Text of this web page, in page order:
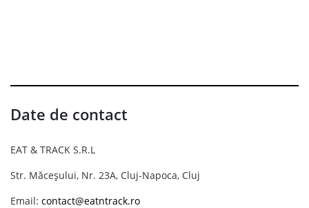
Date de contact
EAT & TRACK S.R.L
Str. Măceșului, Nr. 23A, Cluj-Napoca, Cluj
Email: contact@eatntrack.ro